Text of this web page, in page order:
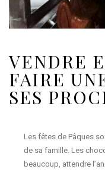
VENDRE
FAIRE
SES
Les fêtes de Pâques
de sa famille. Les
beaucoup, attendre